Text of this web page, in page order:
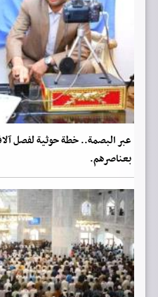
عبر البصمة.. خطة حوثية لفصل
بعناصرهم.